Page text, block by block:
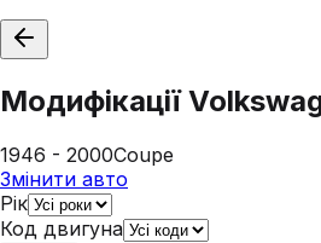
Модифікації
1946 - 2000Coupe
Змінити авто
Рік
Код двигуна